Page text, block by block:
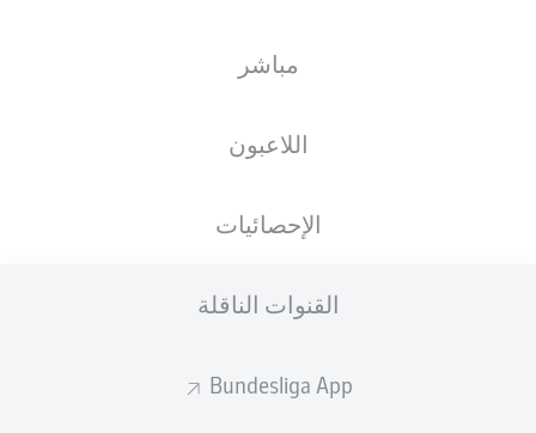
مباشر
اللاعبون
الإحصائيات
القنوات الناقلة
Bundesliga App